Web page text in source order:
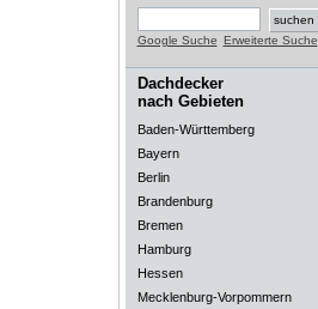
Google Suche Erweiterte Suche
Dachdecker
nach Gebieten
Baden-Württemberg
Bayern
Berlin
Brandenburg
Bremen
Hamburg
Hessen
Mecklenburg-Vorpommern